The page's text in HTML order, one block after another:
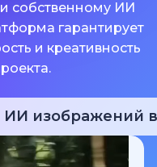
собственному ИИ
гарантирует
и креативность
ИИ изображений